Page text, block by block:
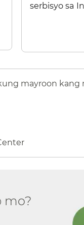
serbisyo sa
mayroon
mo?​​